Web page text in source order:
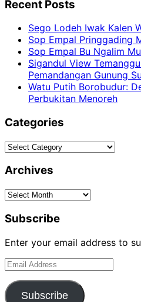
Recent Posts
Sego Lodeh Iwak Kalen
Sop Empal Pringgading
Sop Empal Bu Ngalim
Sigandul View
Pemandangan Gunung
Watu Putih Borobudur:
Perbukitan Menoreh
Categories
Categories
Archives
Archives
Subscribe
Enter your email address to
Email
Address
Subscribe